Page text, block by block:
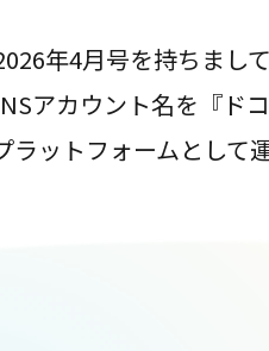
年4月号を持ちまし
アカウント名を『ド
ットフォームとして